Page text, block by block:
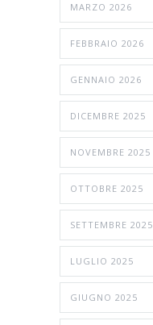
MARZO 2026
FEBBRAIO 2026
GENNAIO 2026
DICEMBRE 2025
NOVEMBRE 2025
OTTOBRE 2025
SETTEMBRE 2025
LUGLIO 2025
GIUGNO 2025